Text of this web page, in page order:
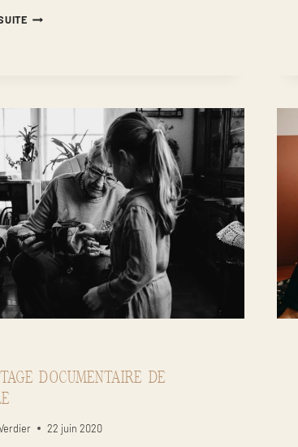
REPORTAGE
DOCUMENTAIRE DE
22 juin 2020